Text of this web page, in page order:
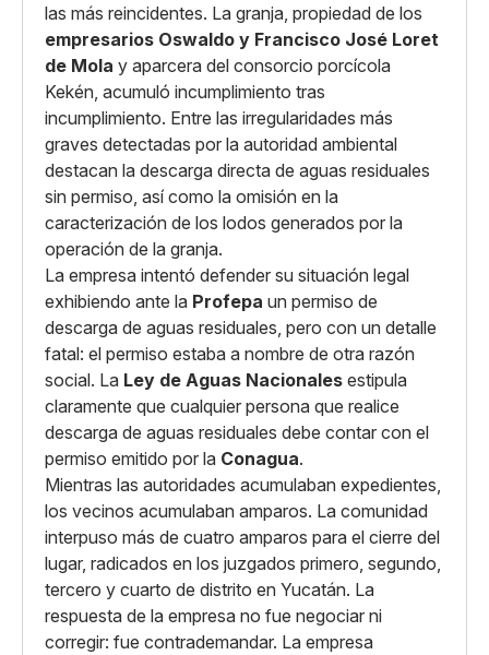
las más reincidentes. La granja, propiedad de los
empresarios Oswaldo y Francisco José Loret
de Mola y aparcera del consorcio porcícola
Kekén, acumuló incumplimiento tras
incumplimiento. Entre las irregularidades más
graves detectadas por la autoridad ambiental
destacan la descarga directa de aguas residuales
sin permiso, así como la omisión en la
caracterización de los lodos generados por la
operación de la granja.
La empresa intentó defender su situación legal
exhibiendo ante la Profepa un permiso de
descarga de aguas residuales, pero con un detalle
fatal: el permiso estaba a nombre de otra razón
social. La Ley de Aguas Nacionales estipula
claramente que cualquier persona que realice
descarga de aguas residuales debe contar con el
permiso emitido por la Conagua.
Mientras las autoridades acumulaban expedientes,
los vecinos acumulaban amparos. La comunidad
interpuso más de cuatro amparos para el cierre del
lugar, radicados en los juzgados primero, segundo,
tercero y cuarto de distrito en Yucatán. La
respuesta de la empresa no fue negociar ni
corregir: fue contrademandar. La empresa